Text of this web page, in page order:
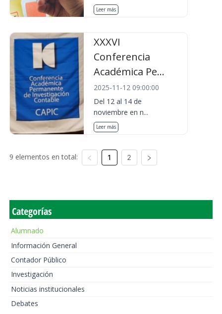
Leer más
XXXVI
Conferencia
Académica Pe...
2025-11-12 09:00:00
Del 12 al 14 de
noviembre en n...
Leer más
9 elementos en total: 1 2
Categorías
Alumnado
Información General
Contador Público
Investigación
Noticias institucionales
Debates